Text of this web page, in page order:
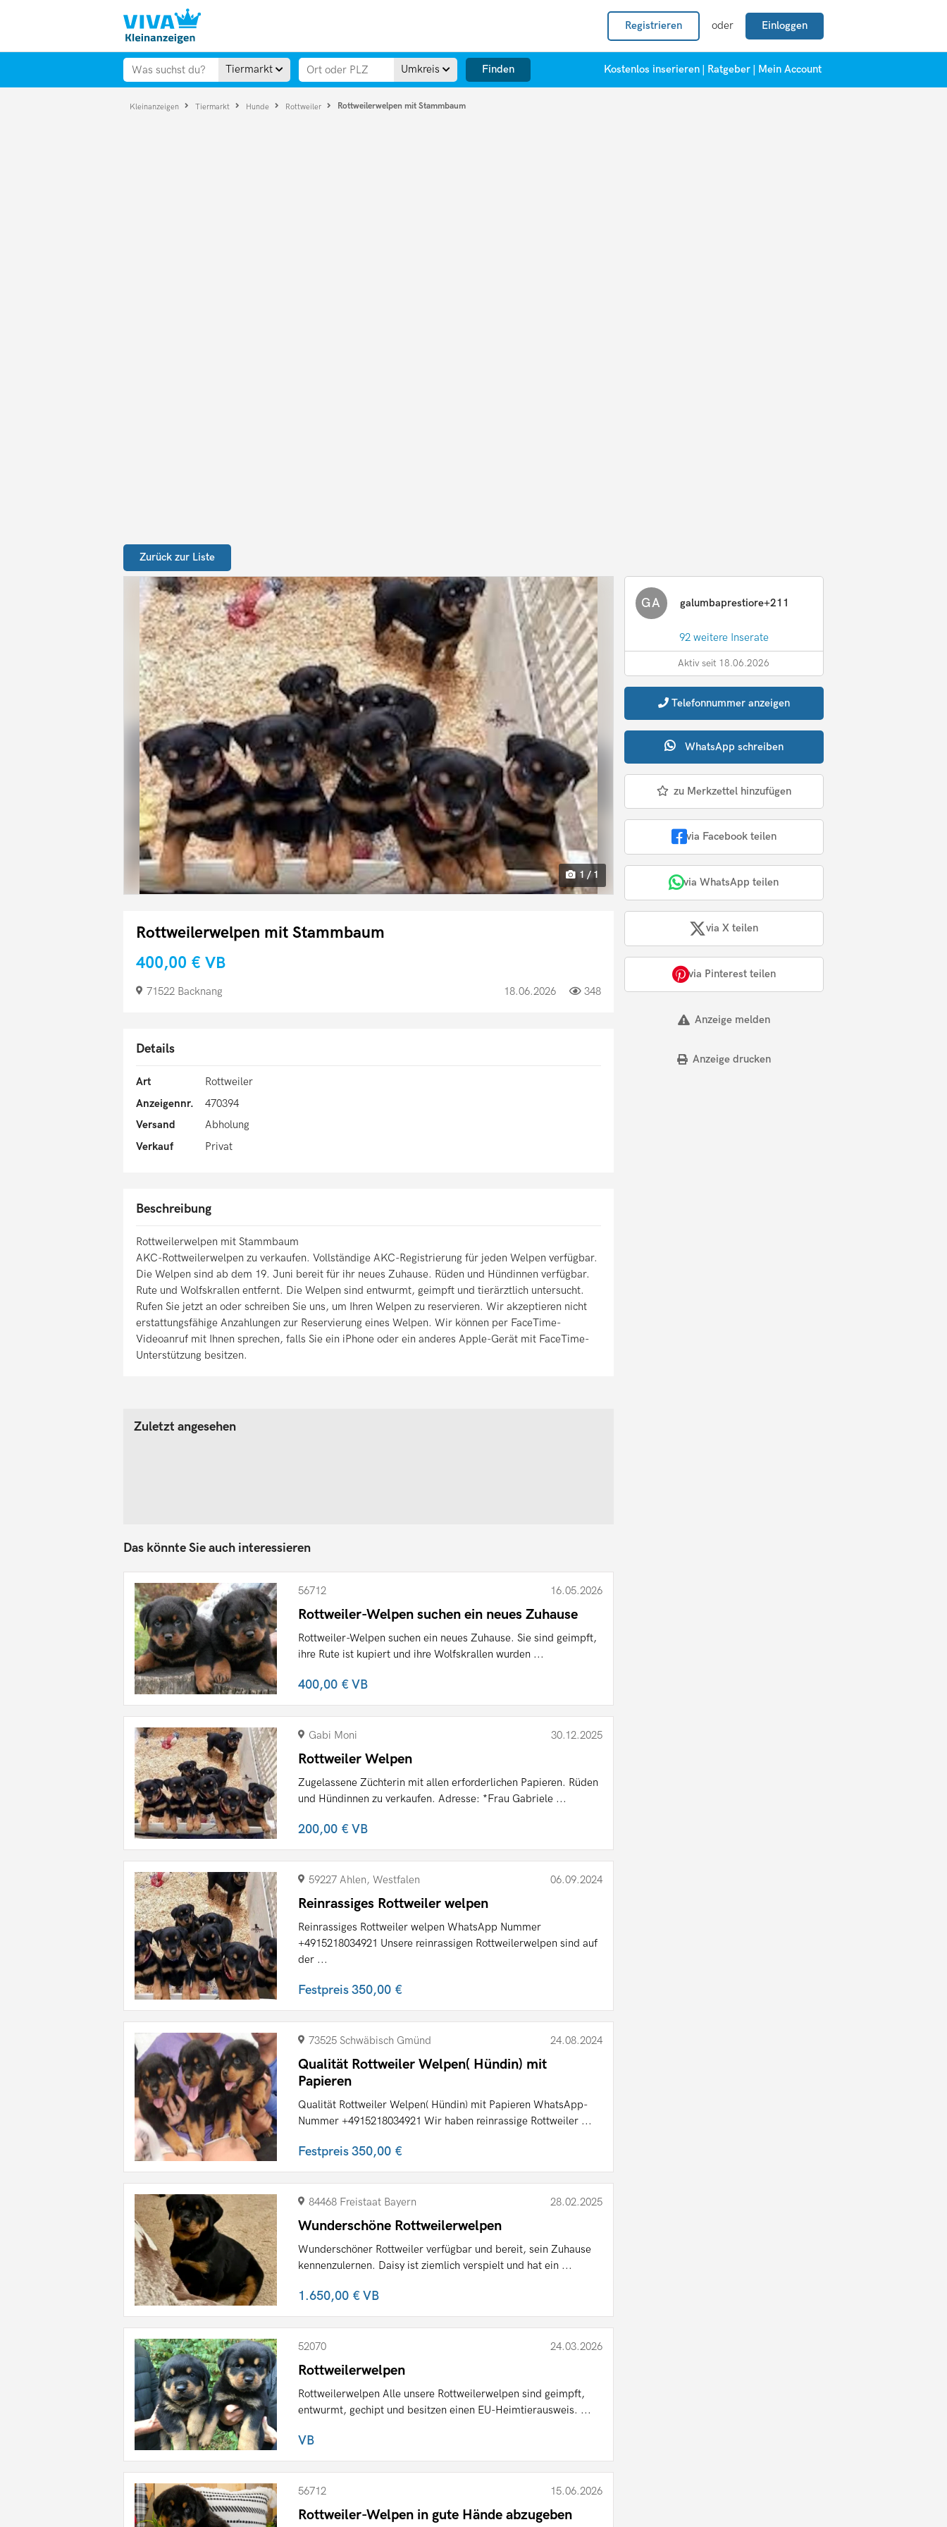
Registrieren oder Einloggen
Tiermarkt Umkreis Finden Kostenlos inserieren Ratgeber Mein Account
Kleinanzeigen Tiermarkt Hunde Rottweiler Rottweilerwelpen mit Stammbaum
Zurück zur Liste
1 / 1
Rottweilerwelpen mit Stammbaum
400,00 € VB
71522 Backnang 18.06.2026 348
Details
Art
Rottweiler
Anzeigennr.
470394
Versand
Abholung
Verkauf
Privat
Beschreibung
Rottweilerwelpen mit Stammbaum
AKC-Rottweilerwelpen zu verkaufen. Vollständige AKC-Registrierung für jeden Welpen verfügbar.
Die Welpen sind ab dem 19. Juni bereit für ihr neues Zuhause. Rüden und Hündinnen verfügbar.
Rute und Wolfskrallen entfernt. Die Welpen sind entwurmt, geimpft und tierärztlich untersucht.
Rufen Sie jetzt an oder schreiben Sie uns, um Ihren Welpen zu reservieren. Wir akzeptieren nicht
erstattungsfähige Anzahlungen zur Reservierung eines Welpen. Wir können per FaceTime-
Videoanruf mit Ihnen sprechen, falls Sie ein iPhone oder ein anderes Apple-Gerät mit FaceTime-
Unterstützung besitzen.
GA galumbaprestiore+211
92 weitere Inserate
Aktiv seit 18.06.2026
Telefonnummer anzeigen
WhatsApp schreiben
zu Merkzettel hinzufügen
via Facebook teilen
via WhatsApp teilen
via X teilen
via Pinterest teilen
Anzeige melden
Anzeige drucken
Zuletzt angesehen
Das könnte Sie auch interessieren
56712 16.05.2026
Rottweiler-Welpen suchen ein neues Zuhause
Rottweiler-Welpen suchen ein neues Zuhause. Sie sind geimpft,
ihre Rute ist kupiert und ihre Wolfskrallen wurden ...
400,00 €VB
Gabi Moni 30.12.2025
Rottweiler Welpen
Zugelassene Züchterin mit allen erforderlichen Papieren. Rüden
und Hündinnen zu verkaufen. Adresse: *Frau Gabriele ...
200,00 €VB
59227 Ahlen, Westfalen 06.09.2024
Reinrassiges Rottweiler welpen
Reinrassiges Rottweiler welpen WhatsApp Nummer
+4915218034921 Unsere reinrassigen Rottweilerwelpen sind auf
der ...
Festpreis350,00 €
73525 Schwäbisch Gmünd 24.08.2024
Qualität Rottweiler Welpen( Hündin) mit
Papieren
Qualität Rottweiler Welpen( Hündin) mit Papieren WhatsApp-
Nummer +4915218034921 Wir haben reinrassige Rottweiler ...
Festpreis350,00 €
84468 Freistaat Bayern 28.02.2025
Wunderschöne Rottweilerwelpen
Wunderschöner Rottweiler verfügbar und bereit, sein Zuhause
kennenzulernen. Daisy ist ziemlich verspielt und hat ein ...
1.650,00 €VB
52070 24.03.2026
Rottweilerwelpen
Rottweilerwelpen Alle unsere Rottweilerwelpen sind geimpft,
entwurmt, gechipt und besitzen einen EU-Heimtierausweis. ...
VB
56712 15.06.2026
Rottweiler-Welpen in gute Hände abzugeben